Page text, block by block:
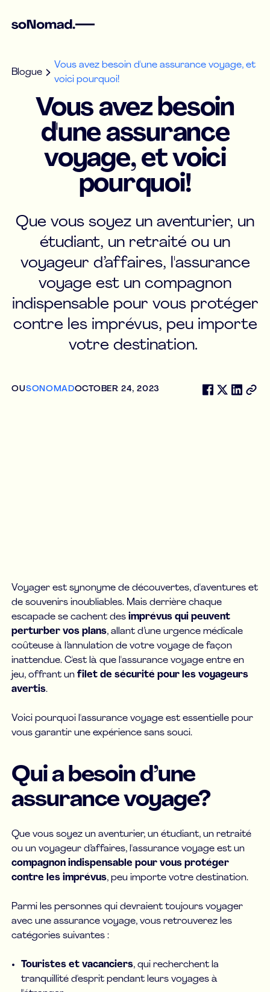
Blogue
Vous avez besoin d'une assurance voyage, et
voici pourquoi!
Vous avez besoin
d'une assurance
voyage, et voici
pourquoi!
Que vous soyez un aventurier, un
étudiant, un retraité ou un
voyageur d’affaires, l'assurance
voyage est un compagnon
indispensable pour vous protéger
contre les imprévus, peu importe
votre destination.
OUSONOMADOCTOBER 24, 2023
Voyager est synonyme de découvertes, d'aventures et
de souvenirs inoubliables. Mais derrière chaque
escapade se cachent desimprévus qui peuvent
perturber vos plans, allant d’une urgence médicale
coûteuse à l’annulation de votre voyage de façon
inattendue. C'est là que l'assurance voyage entre en
jeu, offrant un filet de sécurité pour les voyageurs
avertis.
Voici pourquoi l'assurance voyage est essentielle pour
vous garantir une expérience sans souci.
Qui a besoin d’une
assurance voyage?
Que vous soyez un aventurier, un étudiant, un retraité
ou un voyageur d’affaires, l'assurance voyage est un
compagnon indispensable pour vous protéger
contre les imprévus, peu importe votre destination.
Parmi les personnes qui devraient toujours voyager
avec une assurance voyage, vous retrouverez les
catégories suivantes :
Touristes et vacanciers, qui recherchent la
tranquillité d'esprit pendant leurs voyages à